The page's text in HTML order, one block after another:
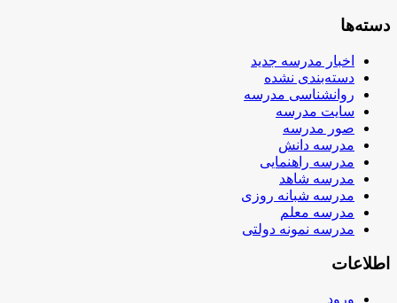
دسته‌ها
اخبار مدرسه جدید
دسته‌بندی نشده
روانشناسی مدرسه
سایت مدرسه
صور مدرسه
مدرسه دانش
مدرسه راهنمایی
مدرسه شاهد
مدرسه شبانه روزی
مدرسه معلم
مدرسه نمونه دولتی
اطلاعات
ورود